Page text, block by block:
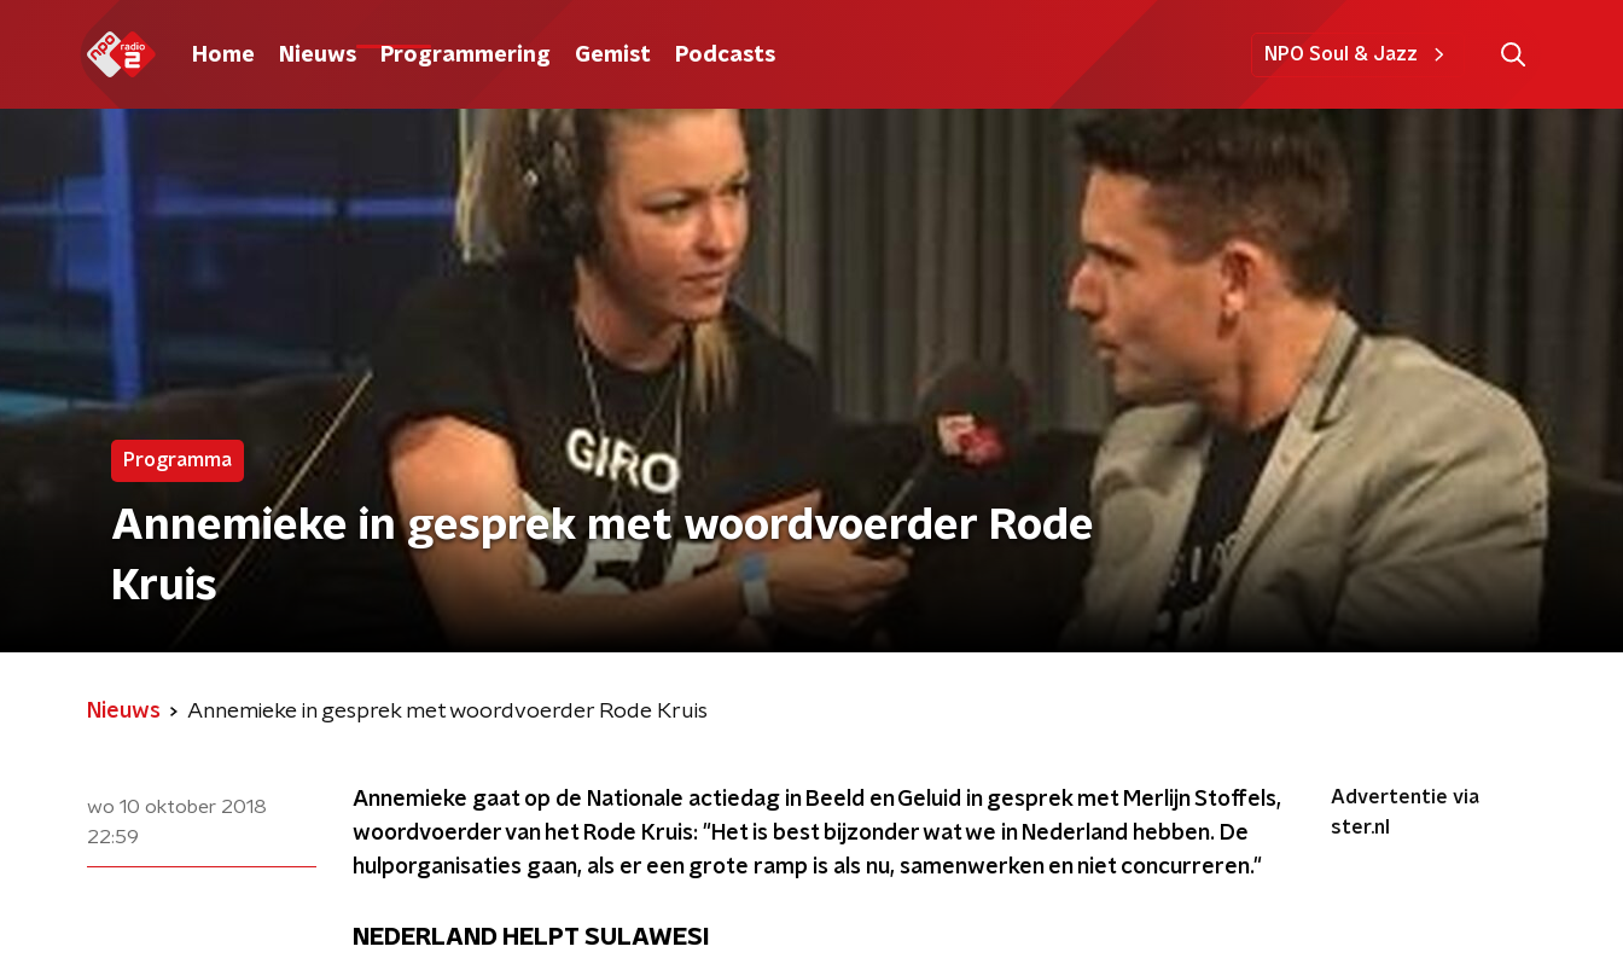
Home Nieuws Programmering Gemist Podcasts NPO Soul & Jazz
Programma
Annemieke in gesprek met woordvoerder Rode
Kruis
Nieuws Annemieke in gesprek met woordvoerder Rode Kruis
wo 10 oktober 2018
22:59
Annemieke gaat op de Nationale actiedag in Beeld en Geluid in gesprek met Merlijn Stoffels,
woordvoerder van het Rode Kruis: "Het is best bijzonder wat we in Nederland hebben. De
hulporganisaties gaan, als er een grote ramp is als nu, samenwerken en niet concurreren."
NEDERLAND HELPT SULAWESI
Advertentie via
ster.nl